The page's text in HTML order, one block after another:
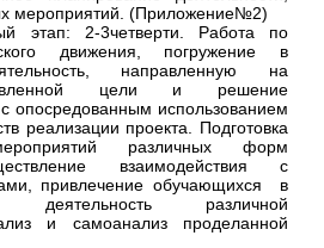
мероприятий. (Приложение№2)
этап: 2-3четверти. Работа по
движения, погружение в
направленную на
цели и решение
с опосредованным использованием
реализации проекта. Подготовка
различных форм
взаимодействия с
привлечение обучающихся в
деятельность различной
и самоанализ проделанной